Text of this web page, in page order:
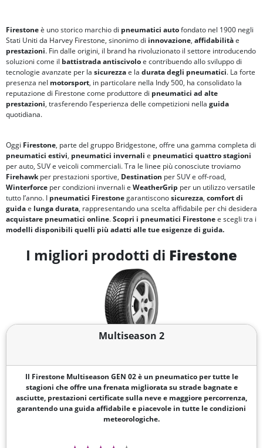
Firestoneè uno storico marchio di pneumatici autofondato nel 1900 negli
Stati Uniti da Harvey Firestone, sinonimo di innovazione, affidabilitàe
prestazioni. Fin dalle origini, il brand ha rivoluzionato il settore introducendo
soluzioni come il battistrada antiscivoloe contribuendo allo sviluppo di
tecnologie avanzate per la sicurezzae la durata degli pneumatici. La forte
presenza nel motorsport, in particolare nella Indy 500, ha consolidato la
reputazione di Firestone come produttore di pneumatici ad alte
prestazioni, trasferendo l’esperienza delle competizioni nella guida
quotidiana.
Oggi Firestone, parte del gruppo Bridgestone, offre una gamma completa di
pneumatici estivi, pneumatici invernali e pneumatici quattro stagioni
per auto, SUV e veicoli commerciali. Tra le linee più conosciute troviamo
Firehawkper prestazioni sportive, Destination per SUV e off-road,
Winterforce per condizioni invernali e WeatherGrip per un utilizzo versatile
tutto l’anno. I pneumatici Firestonegarantisconosicurezza, comfort di
guidae lunga durata, rappresentando una scelta affidabile per chi desidera
acquistare pneumatici online.Scopri i pneumatici Firestonee scegli tra i
modelli disponibili quelli più adatti alle tue esigenze di guida.
I migliori prodotti di Firestone
Multiseason 2
Il Firestone Multiseason GEN 02 è un pneumatico per tutte le
stagioni che offre una frenata migliorata su strade bagnate e
asciutte, prestazioni certificate sulla neve e maggiore percorrenza,
garantendo una guida affidabile e piacevole in tutte le condizioni
meteorologiche.